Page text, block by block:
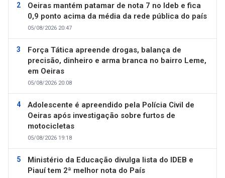
Oeiras mantém patamar de nota 7 no Ideb e fica
0,9 ponto acima da média da rede pública do país
05/08/2026 20:47
Força Tática apreende drogas, balança de
precisão, dinheiro e arma branca no bairro Leme,
em Oeiras
05/08/2026 20:08
Adolescente é apreendido pela Polícia Civil de
Oeiras após investigação sobre furtos de
motocicletas
05/08/2026 19:18
Ministério da Educação divulga lista do IDEB e
Piauí tem 2ª melhor nota do País